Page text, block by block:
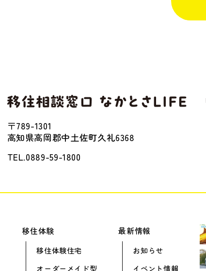
〒789-1301
高知県高岡郡中土佐町久礼6368
TEL.0889-59-1800
移住体験
移住体験住宅
オーダーメイド型
最新情報
お知らせ
イベント情報